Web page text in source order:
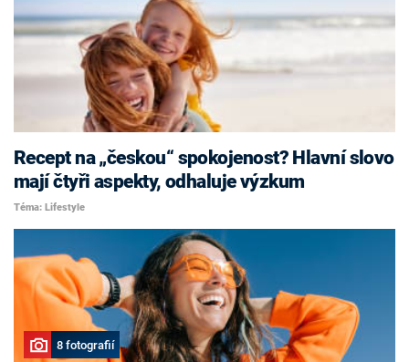
Recept na „českou“ spokojenost? Hlavní slovo
mají čtyři aspekty, odhaluje výzkum
Téma: Lifestyle
8 fotografií